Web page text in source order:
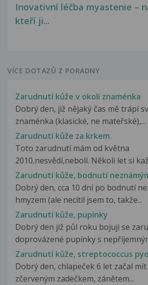
Inovativní léčba myastenie –
kteří ji...
VÍCE DOTAZŮ Z PORADNY
Zarudnutí kůže v okolí znaménka
Dobrý den, již nějaký čas mě trápí
znaménka (klasické, ne mateřské),...
Zarudnutí kůže za krkem.
Toto zarudnutí mám od května
2010,nesvědí,nebolí. Několi let si
Zarudnutí kůže, bodnutí
Dobrý den, cca 10 dní po bodnutí
hmyzem (ale necítil jsem to, takže...
Zarudnutí kůže, pupínky
Dobrý den již půl roku bojuji se
doprovázené pupínky s
Zarudnutí kůže, streptococcus
Dobrý den, chlapeček 6 let začal
zčerveným zadečkem, zánětem...